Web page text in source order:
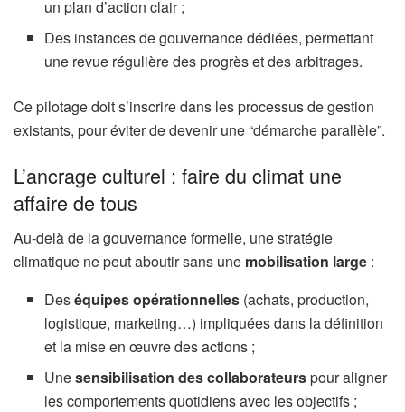
un plan d’action clair ;
Des instances de gouvernance dédiées, permettant
une revue régulière des progrès et des arbitrages.
Ce pilotage doit s’inscrire dans les processus de gestion
existants, pour éviter de devenir une “démarche parallèle”.
L’ancrage culturel : faire du climat une
affaire de tous
Au-delà de la gouvernance formelle, une stratégie
climatique ne peut aboutir sans une mobilisation large :
Deséquipes opérationnelles (achats, production,
logistique, marketing…) impliquées dans la définition
et la mise en œuvre des actions ;
Unesensibilisation des collaborateurspour aligner
les comportements quotidiens avec les objectifs ;